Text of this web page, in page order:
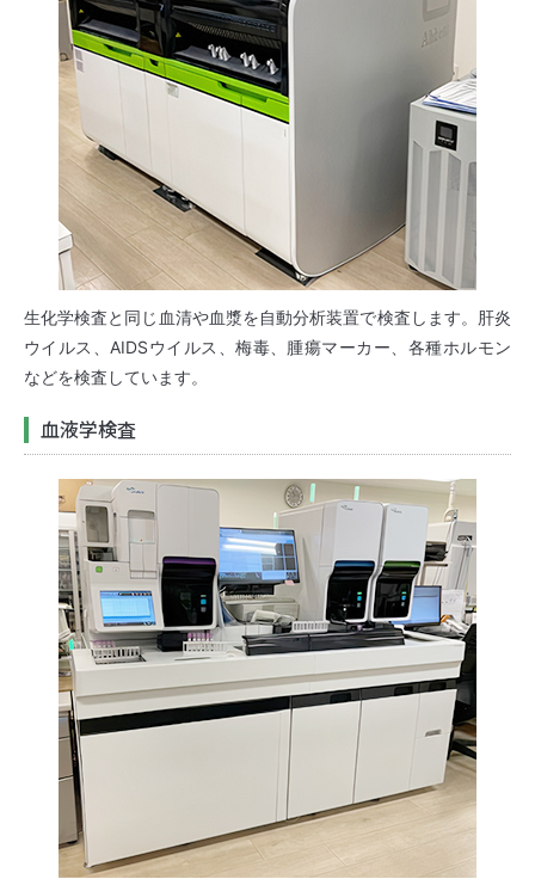
生化学検査と同じ血清や血漿を自動分析装置で検査します。肝炎
ウイルス、AIDSウイルス、梅毒、腫瘍マーカー、各種ホルモン
などを検査しています。
血液学検査